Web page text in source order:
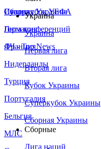
Сборная Украины
Италия
Германия
Франция
Нидерланды
Турция
Португалия
Бельгия
МЛС
Суперкубок УЕФА
Лига конференций
ЛЧ - Top News
Украина
Украина
Первая лига
Вторая лига
Кубок Украины
Суперкубок Украины
Сборная Украины
Сборные
Лига наций